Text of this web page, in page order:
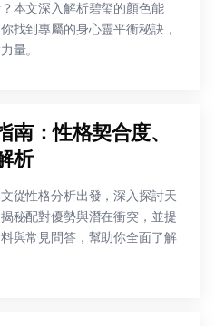
本文深入解析碧玺的顏色能
找到專屬的身心靈平衡秘訣，
量。
：性格契合度、
析
從性格分析出發，深入探討天
秘配對優勢與潛在衝突，並提
與常見問答，幫助你全面了解